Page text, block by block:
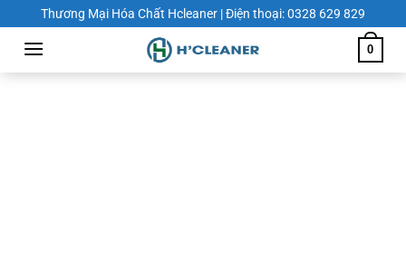
Chuyển
đến
dung
Thương Mại Hóa Chất Hcleaner | Điện thoại: 0328 629 829
0